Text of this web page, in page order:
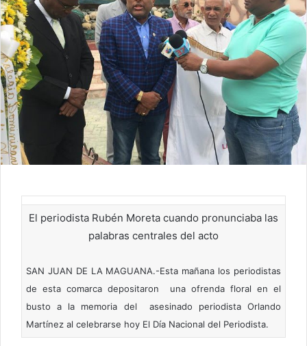
El periodista Rubén Moreta cuando pronunciaba las
palabras centrales del acto
SAN JUAN DE LA MAGUANA.-Esta mañana los periodistas
de esta comarca depositaron una ofrenda floral en el
busto a la memoria del asesinado periodista Orlando
Martínez al celebrarse hoy El Día Nacional del Periodista.